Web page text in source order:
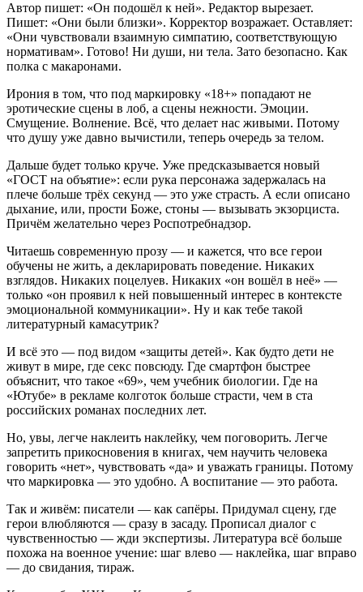
Автор пишет: «Он подошёл к ней». Редактор вырезает.
Пишет: «Они были близки». Корректор возражает. Оставляет:
«Они чувствовали взаимную симпатию, соответствующую
нормативам». Готово! Ни души, ни тела. Зато безопасно. Как
полка с макаронами.
Ирония в том, что под маркировку «18+» попадают не
эротические сцены в лоб, а сцены нежности. Эмоции.
Смущение. Волнение. Всё, что делает нас живыми. Потому
что душу уже давно вычистили, теперь очередь за телом.
Дальше будет только круче. Уже предсказывается новый
«ГОСТ на объятие»: если рука персонажа задержалась на
плече больше трёх секунд — это уже страсть. А если описано
дыхание, или, прости Боже, стоны — вызывать экзорциста.
Причём желательно через Роспотребнадзор.
Читаешь современную прозу — и кажется, что все герои
обучены не жить, а декларировать поведение. Никаких
взглядов. Никаких поцелуев. Никаких «он вошёл в неё» —
только «он проявил к ней повышенный интерес в контексте
эмоциональной коммуникации». Ну и как тебе такой
литературный камасутрик?
И всё это — под видом «защиты детей». Как будто дети не
живут в мире, где секс повсюду. Где смартфон быстрее
объяснит, что такое «69», чем учебник биологии. Где на
«Ютубе» в рекламе колготок больше страсти, чем в ста
российских романах последних лет.
Но, увы, легче наклеить наклейку, чем поговорить. Легче
запретить прикосновения в книгах, чем научить человека
говорить «нет», чувствовать «да» и уважать границы. Потому
что маркировка — это удобно. А воспитание — это работа.
Так и живём: писатели — как сапёры. Придумал сцену, где
герои влюбляются — сразу в засаду. Прописал диалог с
чувственностью — жди экспертизы. Литература всё больше
похожа на военное учение: шаг влево — наклейка, шаг вправо
— до свидания, тираж.